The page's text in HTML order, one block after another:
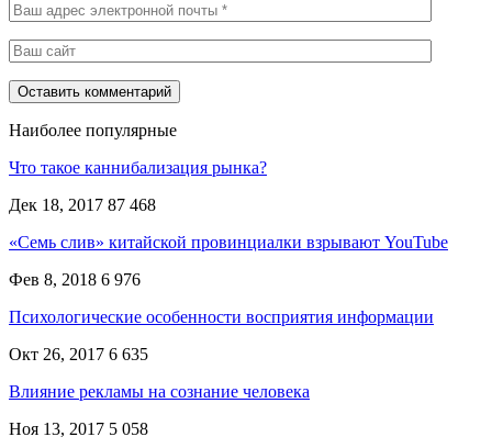
Наиболее популярные
Что такое каннибализация рынка?
Дек 18, 2017 87 468
«Семь слив» китайской провинциалки взрывают YouTube
Фев 8, 2018 6 976
Психологические особенности восприятия информации
Окт 26, 2017 6 635
Влияние рекламы на сознание человека
Ноя 13, 2017 5 058